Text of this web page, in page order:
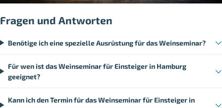
Fragen und Antworten
Benötige ich eine spezielle Ausrüstung für das Weinseminar?
Für wen ist das Weinseminar für Einsteiger in Hamburg
geeignet?
Kann ich den Termin für das Weinseminar für Einsteiger in